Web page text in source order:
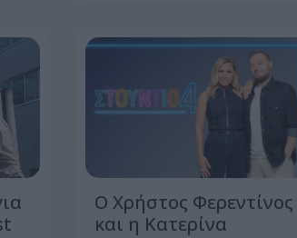
O Χρήστος Φερεντίνος
και η Κατερίνα